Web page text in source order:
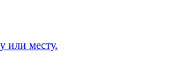
или месту.